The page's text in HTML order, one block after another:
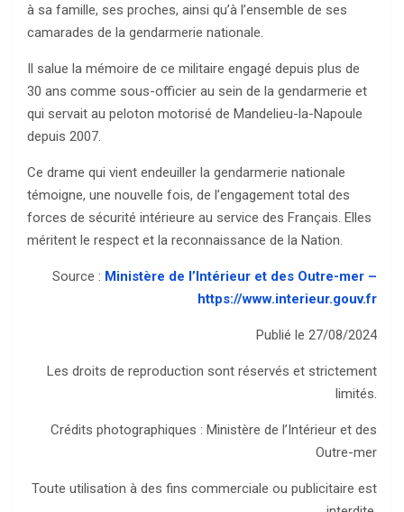
à sa famille, ses proches, ainsi qu’à l’ensemble de ses
camarades de la gendarmerie nationale.
Il salue la mémoire de ce militaire engagé depuis plus de
30 ans comme sous-officier au sein de la gendarmerie et
qui servait au peloton motorisé de Mandelieu-la-Napoule
depuis 2007.
Ce drame qui vient endeuiller la gendarmerie nationale
témoigne, une nouvelle fois, de l’engagement total des
forces de sécurité intérieure au service des Français. Elles
méritent le respect et la reconnaissance de la Nation.
Source : Ministère de l’Intérieur et des Outre-mer –
https://www.interieur.gouv.fr
Publié le 27/08/2024
Les droits de reproduction sont réservés et strictement
limités.
Crédits photographiques : Ministère de l’Intérieur et des
Outre-mer
Toute utilisation à des fins commerciale ou publicitaire est